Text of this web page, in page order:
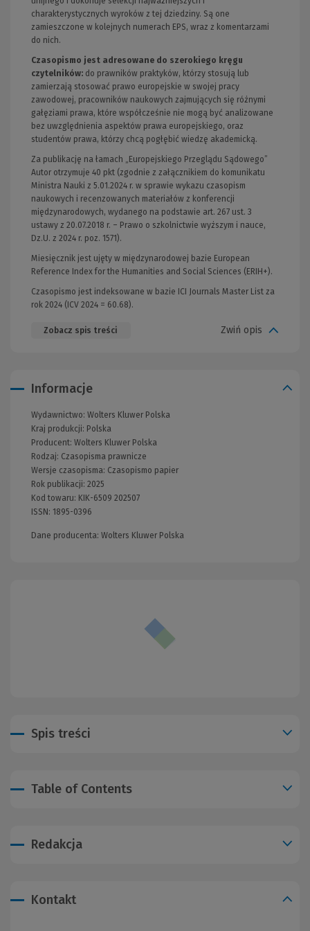
charakterystycznych wyroków z tej dziedziny. Są one
zamieszczone w kolejnych numerach EPS, wraz z komentarzami
do nich.
Czasopismo jest adresowane do szerokiego kręgu
czytelników: do prawników praktyków, którzy stosują lub
zamierzają stosować prawo europejskie w swojej pracy
zawodowej, pracowników naukowych zajmujących się różnymi
gałęziami prawa, które współcześnie nie mogą być analizowane
bez uwzględnienia aspektów prawa europejskiego, oraz
studentów prawa, którzy chcą pogłębić wiedzę akademicką.
Za publikację na łamach „Europejskiego Przeglądu Sądowego”
Autor otrzymuje 40 pkt (zgodnie z załącznikiem do komunikatu
Ministra Nauki z 5.01.2024 r. w sprawie wykazu czasopism
naukowych i recenzowanych materiałów z konferencji
międzynarodowych, wydanego na podstawie art. 267 ust. 3
ustawy z 20.07.2018 r. – Prawo o szkolnictwie wyższym i nauce,
Dz.U. z 2024 r. poz. 1571).
Miesięcznik jest ujęty w międzynarodowej bazie European
Reference Index for the Humanities and Social Sciences (ERIH+).
Czasopismo jest indeksowane w bazie ICI Journals Master List za
rok 2024 (ICV 2024 = 60.68).
Zobacz spis treści Zwiń opis
Informacje
Wydawnictwo: Wolters Kluwer Polska
Kraj produkcji: Polska
Producent: Wolters Kluwer Polska
Rodzaj: Czasopisma prawnicze
Wersje czasopisma: Czasopismo papier
Rok publikacji: 2025
Kod towaru: KIK-6509 202507
ISSN: 1895-0396
Dane producenta: Wolters Kluwer Polska
Spis treści
Table of Contents
Redakcja
Kontakt